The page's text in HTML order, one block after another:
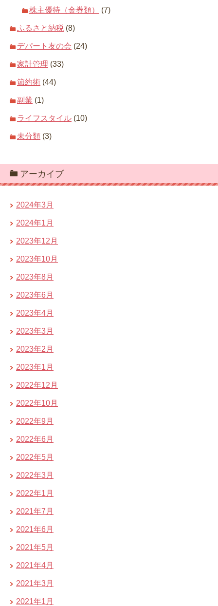
株主優待（金券類） (7)
ふるさと納税 (8)
デパート友の会 (24)
家計管理 (33)
節約術 (44)
副業 (1)
ライフスタイル (10)
未分類 (3)
アーカイブ
2024年3月
2024年1月
2023年12月
2023年10月
2023年8月
2023年6月
2023年4月
2023年3月
2023年2月
2023年1月
2022年12月
2022年10月
2022年9月
2022年6月
2022年5月
2022年3月
2022年1月
2021年7月
2021年6月
2021年5月
2021年4月
2021年3月
2021年1月